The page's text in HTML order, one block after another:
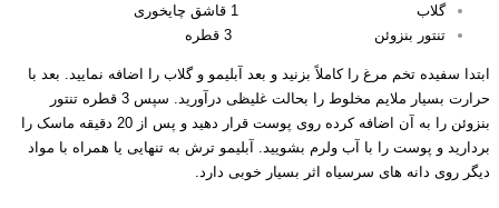
گلاب 1 قاشق چایخوری
تنتور بنزوئن 3 قطره
ابتدا سفیده تخم مرغ را کاملاً بزنید و بعد آبلیمو و گلاب را اضافه نمایید. بعد با
حرارت بسیار ملایم مخلوط را بحالت غلیظی درآورید. سپس 3 قطره تنتور
بنزوئن را به آن اضافه کرده روی پوست قرار دهید و پس از 20 دقیقه ماسک را
بردارید و پوست را با آب ولرم بشویید. آبلیمو ترش به تنهایی یا همراه با مواد
دیگر روی دانه های سرسیاه اثر بسیار خوبی دارد.